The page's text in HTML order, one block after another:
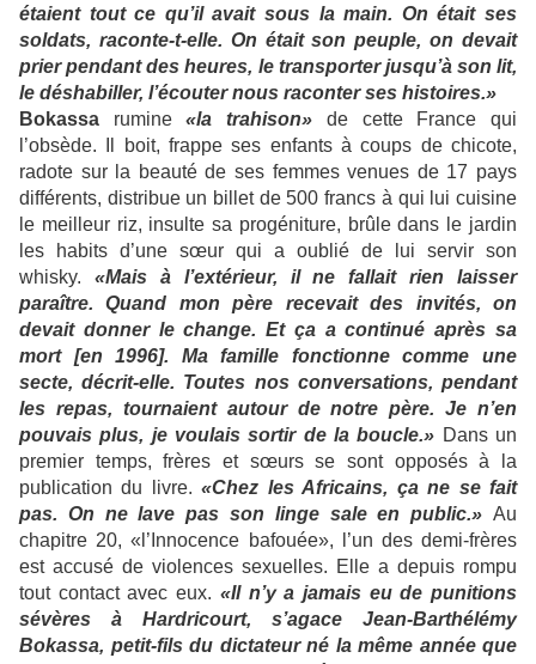
étaient tout ce qu’il avait sous la main. On était ses
soldats, raconte-t-elle. On était son peuple, on devait
prier pendant des heures, le transporter jusqu’à son lit,
le déshabiller, l’écouter nous raconter ses histoires.»
Bokassa rumine«la trahison»
de cette France qui
l’obsède. Il boit, frappe ses enfants à coups de chicote,
radote sur la beauté de ses femmes venues de 17 pays
différents, distribue un billet de 500 francs à qui lui cuisine
le meilleur riz, insulte sa progéniture, brûle dans le jardin
les habits d’une sœur qui a oublié de lui servir son
whisky. «Mais à l’extérieur, il ne fallait rien laisser
paraître. Quand mon père recevait des invités, on
devait donner le change. Et ça a continué après sa
mort [en 1996]. Ma famille fonctionne comme une
secte, décrit-elle. Toutes nos conversations, pendant
les repas, tournaient autour de notre père. Je n’en
pouvais plus, je voulais sortir de la boucle.» Dans un
premier temps, frères et sœurs se sont opposés à la
publication du livre.«Chez les Africains, ça ne se fait
pas. On ne lave pas son linge sale en public.» Au
chapitre 20, «l’Innocence bafouée», l’un des demi-frères
est accusé de violences sexuelles. Elle a depuis rompu
tout contact avec eux. «Il n’y a jamais eu de punitions
sévères à Hardricourt, s’agace Jean-Barthélémy
Bokassa, petit-fils du dictateur né la même année que